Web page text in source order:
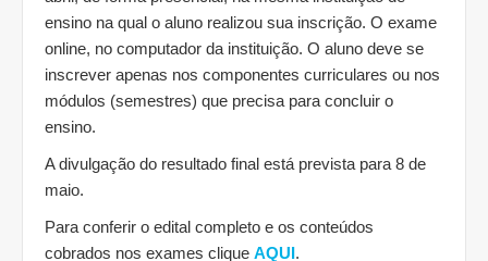
ensino na qual o aluno realizou sua inscrição. O exame
online, no computador da instituição. O aluno deve se
inscrever apenas nos componentes curriculares ou nos
módulos (semestres) que precisa para concluir o
ensino.
A divulgação do resultado final está prevista para 8 de
maio.
Para conferir o edital completo e os conteúdos
cobrados nos exames clique AQUI .